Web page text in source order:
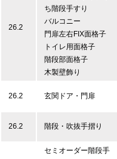
26.2
ち階段手すり
バルコニー
門扉左右FIX面格子
トイレ用面格子
階段部面格子
木製壁飾り
26.2 玄関ドア・門扉
26.2 階段・吹抜手摺り
セミオーダー階段手